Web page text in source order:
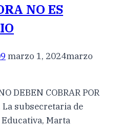
NO ES
marzo 1, 2024marzo
DEBEN COBRAR POR
La subsecretaria de
Marta